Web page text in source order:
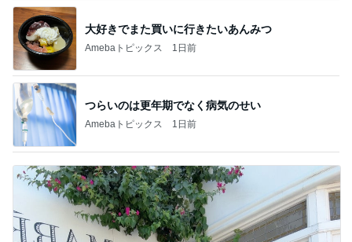
川崎希 褒められたレストラン
Amebaトピックス 13時間前